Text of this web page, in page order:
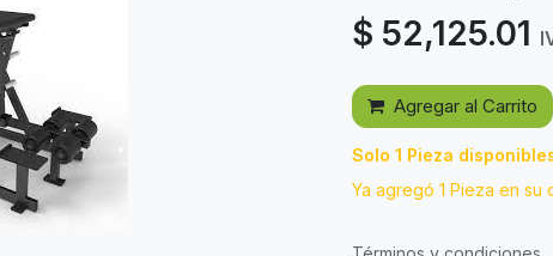
$ 52,125.01
Agregar al Carrito
Solo 1 Pieza
Ya agregó 1 Pieza en su